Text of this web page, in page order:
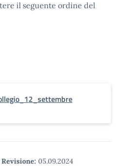
il seguente ordine del
Revisione: 05.09.2024